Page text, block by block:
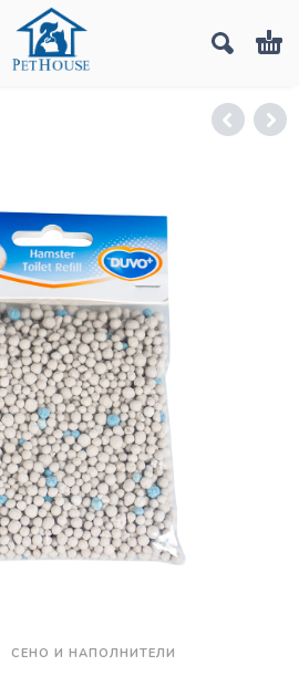
СЕНО И НАПОЛНИТЕЛИ